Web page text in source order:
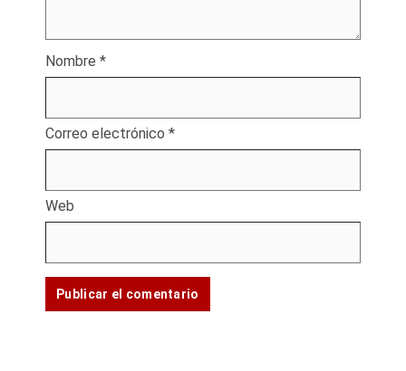
Nombre *
Correo electrónico *
Web